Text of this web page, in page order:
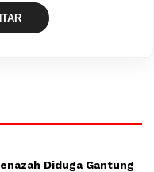
Diduga Gantung